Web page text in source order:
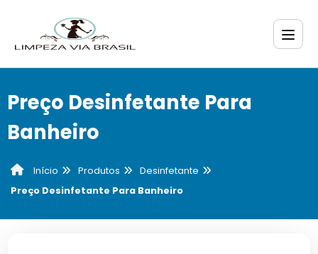
Preço Desinfetante Para
Banheiro
Início Produtos
Desinfetante
Preço Desinfetante Para Banheiro